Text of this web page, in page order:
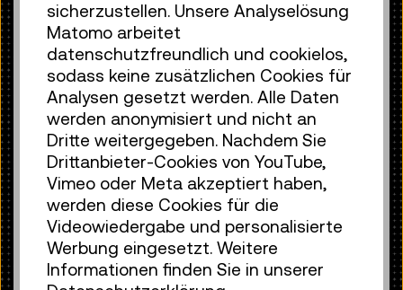
Was ihn so besonders macht? Er
arbeitet mit einem Gasgemisch aus
Argon und Fluor, das in der
Entladungskammer extrem
energiereiche UV-Strahlung erzeugt –
gepulst und mit einer Leistung von
mehreren hundert Watt. Für Forschung
und Industrie bedeutete das einen
Durchbruch: Mit keinem anderen
Lasertyp ließ sich damals so zuverlässig
Licht mit derart kurzen Wellenlängen
erzeugen. Genau diese Eigenschaft ist
sicherzustellen. Unsere Analyselösung
Matomo arbeitet
datenschutzfreundlich und cookielos,
sodass keine zusätzlichen Cookies für
Analysen gesetzt werden. Alle Daten
werden anonymisiert und nicht an
Dritte weitergegeben. Nachdem Sie
Drittanbieter-Cookies von YouTube,
Vimeo oder Meta akzeptiert haben,
werden diese Cookies für die
Videowiedergabe und personalisierte
Werbung eingesetzt. Weitere
Informationen finden Sie in unserer